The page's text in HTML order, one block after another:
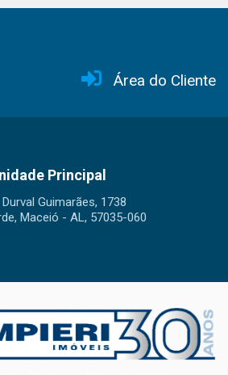
Área do Cliente
Principal
Durval Guimarães, 1738
Maceió - AL, 57035-060